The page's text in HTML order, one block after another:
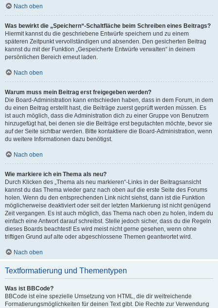
Nach oben
Was bewirkt die „Speichern“-Schaltfläche beim Schreiben eines Beitrags?
Hiermit kannst du die geschriebene Entwürfe speichern und zu einem
späteren Zeitpunkt vervollständigen und absenden. Den gesicherten Beitrag
kannst du mit der Funktion „Gespeicherte Entwürfe verwalten“ in deinem
persönlichen Bereich erneut laden.
Nach oben
Warum muss mein Beitrag erst freigegeben werden?
Die Board-Administration kann entschieden haben, dass in dem Forum, in dem
du einen Beitrag erstellt hast, die Beiträge zuerst geprüft werden müssen. Es
ist auch möglich, dass die Administration dich zu einer Gruppe von Benutzern
hinzugefügt hat, bei denen sie die Beiträge erst begutachten möchte, bevor sie
auf der Seite sichtbar werden. Bitte kontaktiere die Board-Administration, wenn
du weitere Informationen dazu benötigst.
Nach oben
Wie markiere ich ein Thema als neu?
Durch Klicken des „Thema als neu markieren“-Links in der Beitragsansicht
kannst du das Thema wieder ganz nach oben auf die erste Seite des Forums
holen. Wenn du den entsprechenden Link nicht siehst, dann ist die Funktion
möglicherweise deaktiviert oder seit der letzten Markierung ist nicht genügend
Zeit vergangen. Es ist auch möglich, das Thema nach oben zu holen, indem du
einfach eine Antwort darauf schreibst. Stelle jedoch sicher, dass du die Regeln
dieses Boards beachtest! Es wird meist nicht gerne gesehen, wenn ohne
triftigen Grund auf alte oder abgeschlossene Themen geantwortet wird.
Nach oben
Textformatierung und Thementypen
Was ist BBCode?
BBCode ist eine spezielle Umsetzung von HTML, die dir weitreichende
Formatierungsmöglichkeiten für deinen Text gibt. Die Rechte zur Verwendung